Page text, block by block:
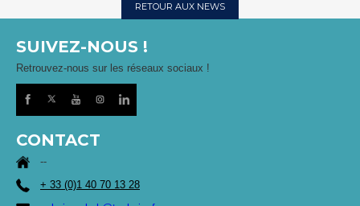
RETOUR AUX NEWS
SUIVEZ-NOUS !
Retrouvez-nous sur les réseaux sociaux !
CONTACT
--
+ 33 (0)1 40 70 13 28